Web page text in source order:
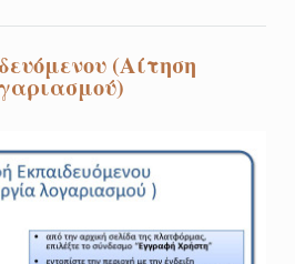
(Αίτηση